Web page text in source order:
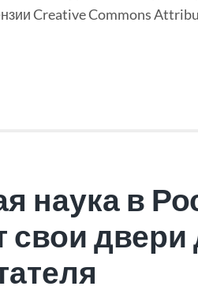
Creative Commons
наука в
свои двери